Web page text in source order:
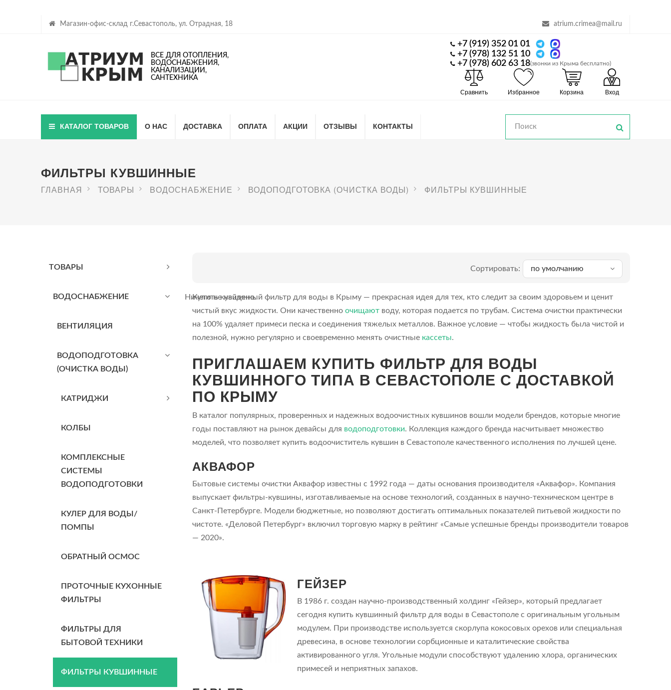
Магазин-офис-склад г.Севастополь, ул. Отрадная, 18 atrium.crimea@mail.ru
ВСЕ ДЛЯ ОТОПЛЕНИЯ,
ВОДОСНАБЖЕНИЯ,
КАНАЛИЗАЦИИ,
САНТЕХНИКА
+7 (919) 352 01 01
+7 (978) 132 51 10
+7 (978) 602 63 18(звонки из Крыма бесплатно)
Сравнить Избранное Корзина Вход
КАТАЛОГ ТОВАРОВ О НАС ДОСТАВКА ОПЛАТА АКЦИИ ОТЗЫВЫ КОНТАКТЫ
ФИЛЬТРЫ КУВШИННЫЕ
ГЛАВНАЯ ТОВАРЫ BОДОСНАБЖЕНИЕ ВОДОПОДГОТОВКА (ОЧИСТКА ВОДЫ) ФИЛЬТРЫ КУВШИННЫЕ
ТОВАРЫ
BОДОСНАБЖЕНИЕ
ВЕНТИЛЯЦИЯ
ВОДОПОДГОТОВКА
(ОЧИСТКА ВОДЫ)
КАТРИДЖИ
КОЛБЫ
КОМПЛЕКСНЫЕ
СИСТЕМЫ
ВОДОПОДГОТОВКИ
КУЛЕР ДЛЯ ВОДЫ/
ПОМПЫ
ОБРАТНЫЙ ОСМОС
ПРОТОЧНЫЕ КУХОННЫЕ
ФИЛЬТРЫ
ФИЛЬТРЫ ДЛЯ
БЫТОВОЙ ТЕХНИКИ
ФИЛЬТРЫ КУВШИННЫЕ
Сортировать: по умолчанию
Ничего не найдено.
Купить кувшинный фильтр для воды в Крыму — прекрасная идея для тех, кто следит за своим здоровьем и ценит
чистый вкус жидкости. Они качественно очищаютводу, которая подается по трубам. Система очистки практически
на 100% удаляет примеси песка и соединения тяжелых металлов. Важное условие — чтобы жидкость была чистой и
полезной, нужно регулярно и своевременно менять очистные кассеты.
ПРИГЛАШАЕМ КУПИТЬ ФИЛЬТР ДЛЯ ВОДЫ
КУВШИННОГО ТИПА В СЕВАСТОПОЛЕ С ДОСТАВКОЙ
ПО КРЫМУ
В каталог популярных, проверенных и надежных водоочистных кувшинов вошли модели брендов, которые многие
годы поставляют на рынок девайсы для водоподготовки. Коллекция каждого бренда насчитывает множество
моделей, что позволяет купить водоочиститель кувшин в Севастополе качественного исполнения по лучшей цене.
АКВАФОР
Бытовые системы очистки Аквафор известны с 1992 года — даты основания производителя «Аквафор». Компания
выпускает фильтры-кувшины, изготавливаемые на основе технологий, созданных в научно-техническом центре в
Санкт-Петербурге. Модели бюджетные, но позволяют достигать оптимальных показателей питьевой жидкости по
чистоте. «Деловой Петербург» включил торговую марку в рейтинг «Самые успешные бренды производители товаров
— 2020».
ГЕЙЗЕР
В 1986 г. создан научно-производственный холдинг «Гейзер», который предлагает
сегодня купить кувшинный фильтр для воды в Севастополе с оригинальным угольным
модулем. При производстве используется скорлупа кокосовых орехов или специальная
древесина, в основе технологии сорбционные и каталитические свойства
активированного угля. Угольные модули способствуют удалению хлора, органических
примесей и неприятных запахов.